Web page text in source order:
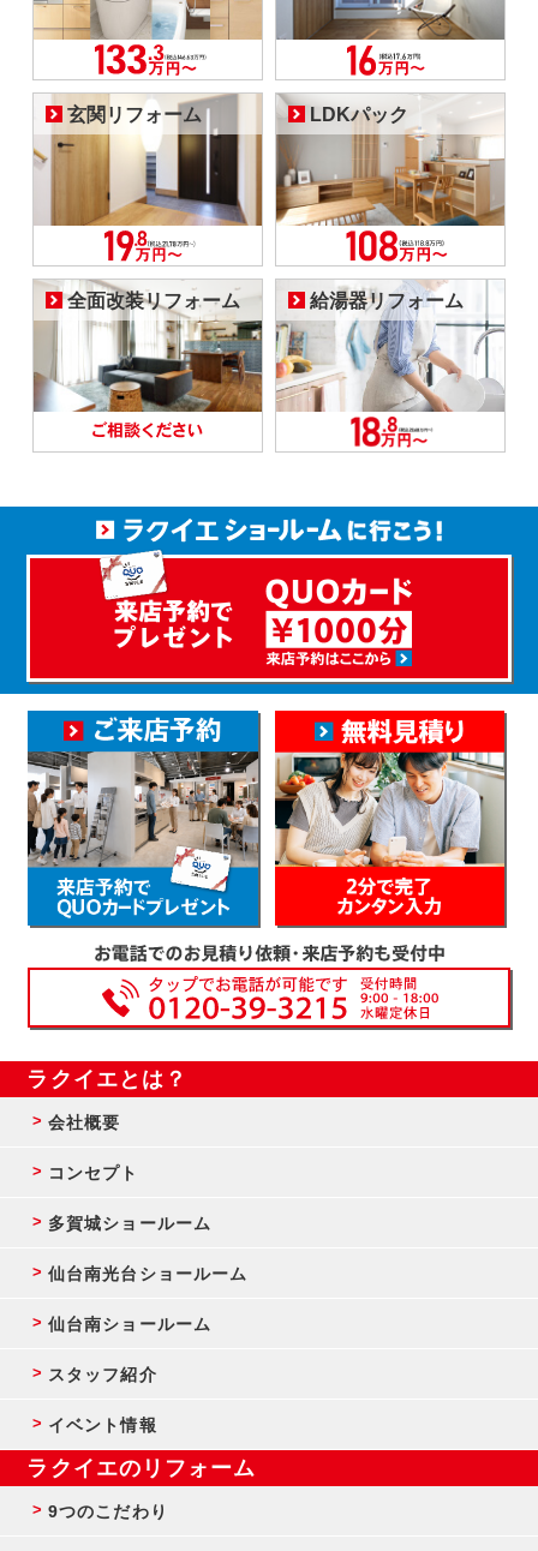
玄関リフォーム LDKパック
全面改装リフォーム 給湯器リフォーム
ラクイエとは？
会社概要
コンセプト
多賀城ショールーム
仙台南光台ショールーム
仙台南ショールーム
スタッフ紹介
イベント情報
ラクイエのリフォーム
9つのこだわり